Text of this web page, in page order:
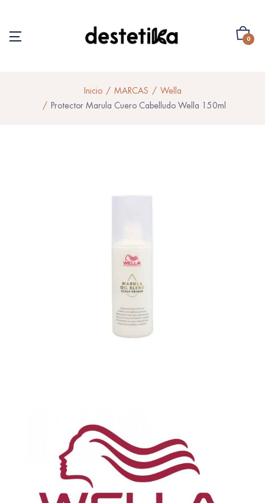
0
Inicio MARCAS
Wella
Protector Marula Cuero Cabelludo Wella 150ml